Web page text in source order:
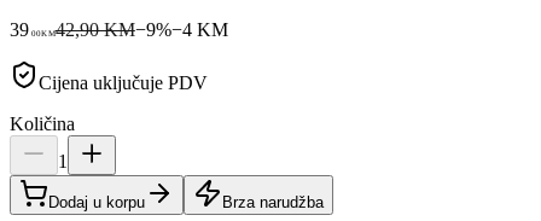
39 00KM42,90 KM−9%−4KM
Cijena uključuje PDV
Količina
1
Dodaj u korpu Brza narudžba